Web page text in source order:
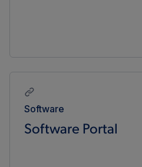
Software
Software Portal